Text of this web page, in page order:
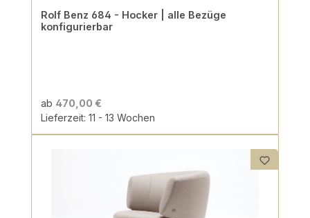
Rolf Benz 684 - Hocker | alle Bezüge
konfigurierbar
ab 470,00 €
Lieferzeit: 11 - 13 Wochen